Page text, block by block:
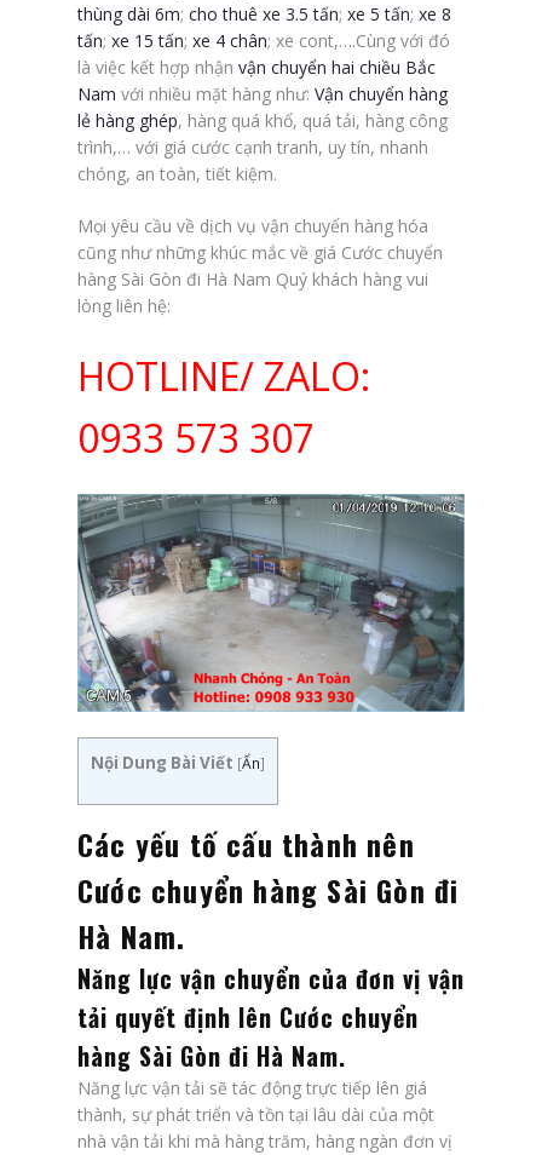
thùng dài 6m; cho thuê xe 3.5 tấn; xe 5 tấn; xe 8
tấn; xe 15 tấn; xe 4 chân; xe cont,….Cùng với đó
là việc kết hợp nhận vận chuyển hai chiều Bắc
Nam với nhiều mặt hàng như: Vận chuyển hàng
lẻ hàng ghép, hàng quá khổ, quá tải, hàng công
trình,… với giá cước cạnh tranh, uy tín, nhanh
chóng, an toàn, tiết kiệm.
Mọi yêu cầu về dịch vụ vận chuyển hàng hóa
cũng như những khúc mắc về giá Cước chuyển
hàng Sài Gòn đi Hà Nam Quý khách hàng vui
lòng liên hệ:
HOTLINE/ ZALO:
0933 573 307
Nội Dung Bài Viết [Ẩn]
Các yếu tố cấu thành nên
Cước chuyển hàng Sài Gòn đi
Hà Nam.
Năng lực vận chuyển của đơn vị vận
tải quyết định lên Cước chuyển
hàng Sài Gòn đi Hà Nam.
Năng lực vận tải sẽ tác động trực tiếp lên giá
thành, sự phát triển và tồn tại lâu dài của một
nhà vận tải khi mà hàng trăm, hàng ngàn đơn vị